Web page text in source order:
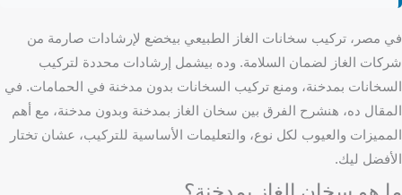
في مصر، تركيب سخانات الغاز الطبيعي بيخضع لإرشادات صارمة من
شركات الغاز لضمان السلامة. وده بيشمل إرشادات محددة لتركيب
السخانات بمدخنة، ومنع تركيب السخانات بدون مدخنة في الحمامات. في
المقال ده، هنشرح الفرق بين سخان الغاز بمدخنة وبدون مدخنة، مع أهم
المميزات والعيوب لكل نوع، والتعليمات الأساسية للتركيب، عشان تختار
الأفضل ليك.